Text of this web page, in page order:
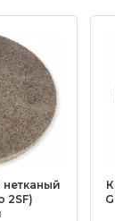
2SF)